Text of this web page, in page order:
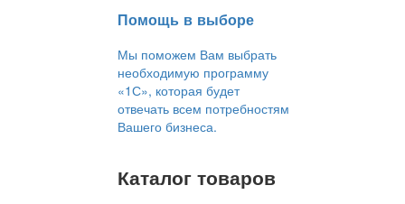
Помощь в выборе
Мы поможем Вам выбрать
необходимую программу
«1С», которая будет
отвечать всем потребностям
Вашего бизнеса.
Каталог товаров